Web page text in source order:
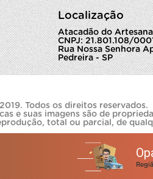
Localização
Atacadão do
CNPJ: 21.801.108/
Rua Nossa Senhora
Pedreira - SP
Todos os direitos reservados.
e suas imagens são de
total ou parcial, de